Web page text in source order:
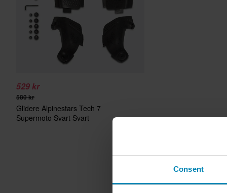
Consent
529 kr
580 kr
Glidere Alpinestars Tech 7
Supermoto Svart Svart